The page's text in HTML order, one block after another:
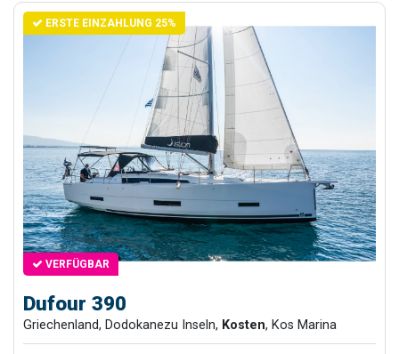
ERSTE EINZAHLUNG 25%
VERFÜGBAR
Dufour 390
Griechenland, Dodokanezu Inseln, Kosten, Kos Marina